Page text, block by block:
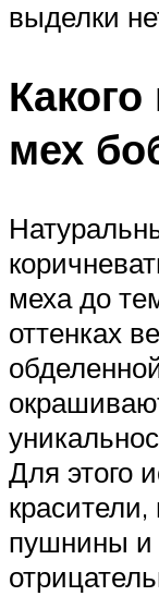
выделки
мех
меха до
оттенках
Для этого
пушнины и